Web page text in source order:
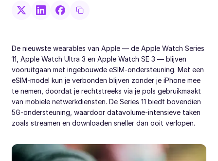
De nieuwste wearables van Apple — de Apple Watch Series
11, Apple Watch Ultra 3 en Apple Watch SE 3 — blijven
vooruitgaan met ingebouwde eSIM-ondersteuning. Met een
eSIM-model kun je verbonden blijven zonder je iPhone mee
te nemen, doordat je rechtstreeks via je pols gebruikmaakt
van mobiele netwerkdiensten. De Series 11 biedt bovendien
5G-ondersteuning, waardoor datavolume-intensieve taken
zoals streamen en downloaden sneller dan ooit verlopen.